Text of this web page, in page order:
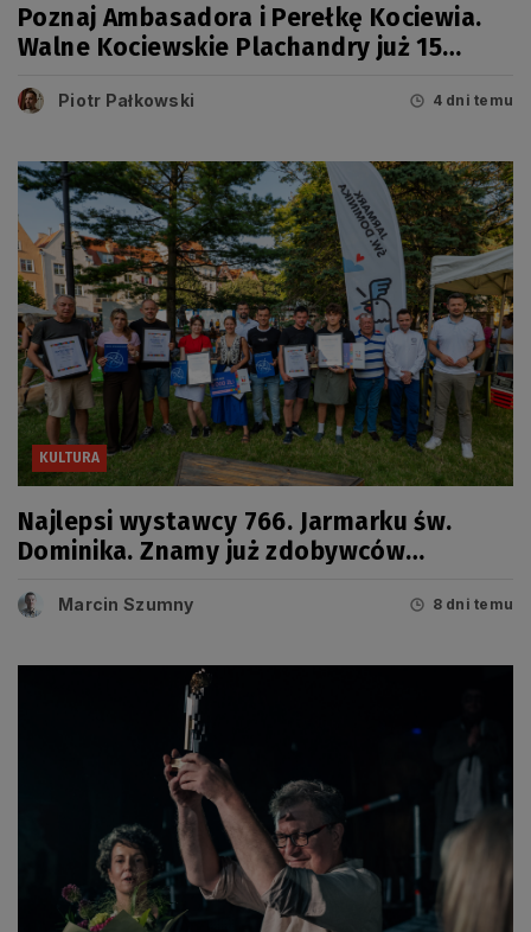
Poznaj Ambasadora i Perełkę Kociewia.
Walne Kociewskie Plachandry już 15
Piotr Pałkowski 4 dni temu
KULTURA
Najlepsi wystawcy 766. Jarmarku św.
Dominika. Znamy już zdobywców
Marcin Szumny 8 dni temu